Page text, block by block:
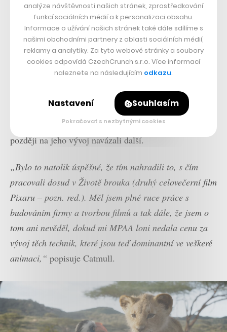
Titanic,Pán prstenůneboAvatar.
Catmull, Hanrahan a další za RenderMana v roce 1993
dostali technickou cenu filmové Akademie, spadající
pod Oscary. Oba pak byli za svůj technologický přínos
touto institucí oceněni ještě dvakrát. Catmull si přitom
podle svých slov sám nebyl tak docela vědom vlastního
vlivu, když ještě v postgraduálním studiu vymyslel
nový způsob práce s povrchy v počítači. O mnoho let
později na jeho vývoj navázali další.
„Bylo to natolik úspěšné, že tím nahradili to, s čím
pracovali dosud v Životě brouka (druhý celovečerní film
Pixaru – pozn. red.). Měl jsem plné ruce práce s
budováním firmy a tvorbou filmů a tak dále, že jsem o
tom ani nevěděl, dokud mi MPAA loni nedala cenu za
vývoj těch technik, které jsou teď dominantní ve veškeré
animaci,“ popisuje Catmull.
analýze návštěvnosti našich stránek, zprostředkování
funkcí sociálních médií a k personalizaci obsahu.
Informace o užívání našich stránek také dále sdílíme s
našimi obchodními partnery z oblasti sociálních médií,
reklamy a analytiky. Za tyto webové stránky a soubory
cookies odpovídá CzechCrunch s.r.o. Více informací
naleznete na následujícím odkazu.
Nastavení Souhlasím
Pokračovat s nezbytnými cookies